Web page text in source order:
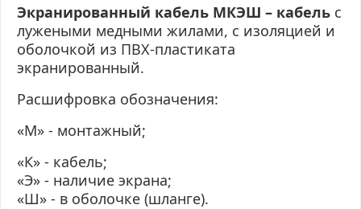
Экранированный кабель МКЭШ – кабель с
лужеными медными жилами, с изоляцией и
оболочкой из ПВХ-пластиката
экранированный.
Расшифровка обозначения:
«М» - монтажный;
«К» - кабель;
«Э» - наличие экрана;
«Ш» - в оболочке (шланге).